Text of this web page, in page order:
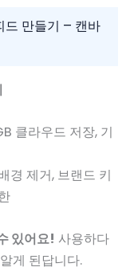
드 만들기 – 캔바
클라우드 저장, 기
경 제거, 브랜드 키
있어요! 사용하다
게 된답니다.